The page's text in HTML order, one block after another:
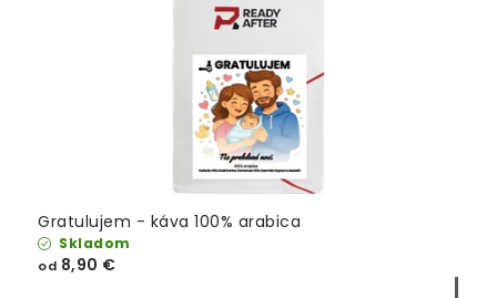
Gratulujem - káva 100% arabica
Skladom
od 8,90 €